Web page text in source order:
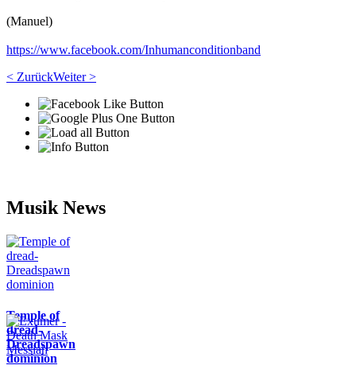
(Manuel)
https://www.facebook.com/Inhumanconditionband
< ZurückWeiter >
Musik News
Temple of
dread-
Dreadspawn
dominion